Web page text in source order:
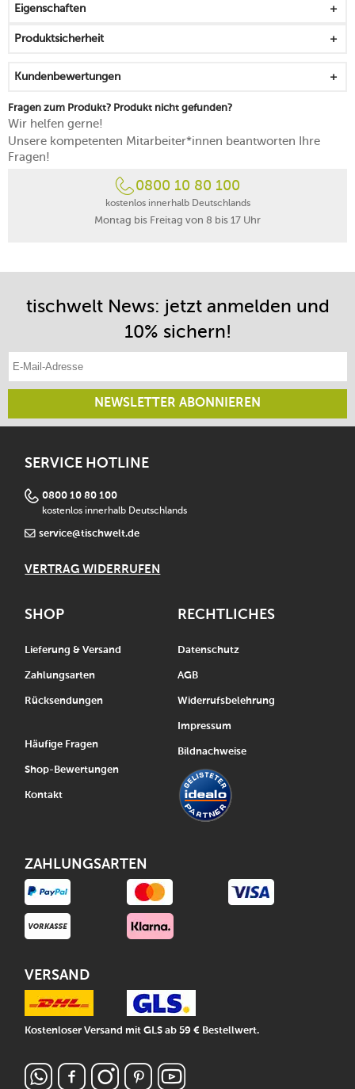
Reliefstruktur verbindet matte und glänzende Facetten
zu einer ästhetischen Harmonie
spülmaschinenfest
Eigenschaften
Produktsicherheit
Kundenbewertungen
Fragen zum Produkt? Produkt nicht gefunden?
Wir helfen gerne!
Unsere kompetenten Mitarbeiter*innen beantworten Ihre
Fragen!
0800 10 80 100
kostenlos innerhalb Deutschlands
Montag bis Freitag von 8 bis 17 Uhr
tischwelt News: jetzt anmelden und
10% sichern!
NEWSLETTER ABONNIEREN
SERVICE HOTLINE
0800 10 80 100
kostenlos innerhalb Deutschlands
service@tischwelt.de
VERTRAG WIDERRUFEN
SHOP
Lieferung & Versand
Zahlungsarten
Rücksendungen
Häufige Fragen
Shop-Bewertungen
Kontakt
RECHTLICHES
Datenschutz
AGB
Widerrufsbelehrung
Impressum
Bildnachweise
ZAHLUNGSARTEN
VERSAND
Kostenloser Versand mit GLS ab 59 € Bestellwert.